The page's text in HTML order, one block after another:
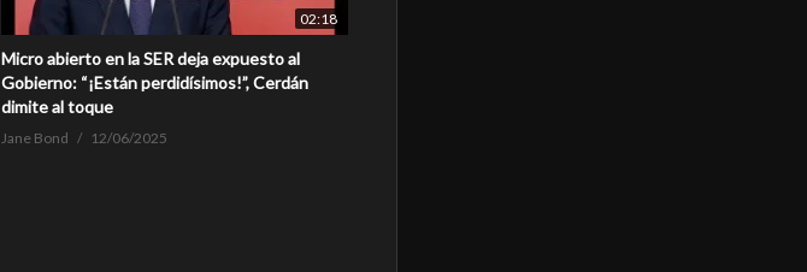
02:18
Micro abierto en la SER deja expuesto al
Gobierno: “¡Están perdidísimos!”, Cerdán
dimite al toque
Jane Bond 12/06/2025